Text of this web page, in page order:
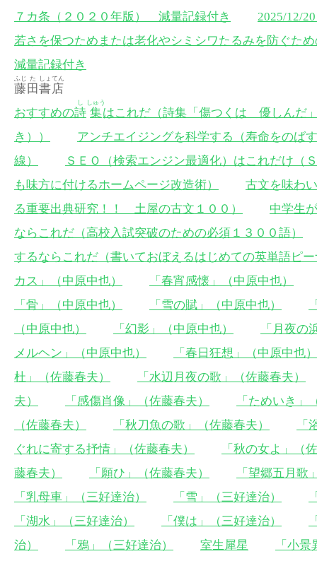
７カ条（２０２０年版） 減量記録付き
2025/12/
若さを保つためまたは老化やシミシワたるみを防ぐ
減量記録付き
藤
ふじ
田
た
書
しょ
店
てん
おすすめの詩
し
集
しゅう
はこれだ（詩集「傷つくは 優しんだ
き））
アンチエイジングを科学する（寿命をの
線）
ＳＥＯ（検索エンジン最適化）はこれだけ（
も味方に付けるホームページ改造術）
古文を味わ
る重要出典研究！！ 土屋の古文１００）
中学生
ならこれだ（高校入試突破のための必須１３００語）
するならこれだ（書いておぼえるはじめての英単語ピ
カス」（中原中也）
「春宵感懐」（中原中也）
「骨」（中原中也）
「雪の賦」（中原中也）
（中原中也）
「幻影」（中原中也）
「月夜の
メルヘン」（中原中也）
「春日狂想」（中原中也）
杜」（佐藤春夫）
「水辺月夜の歌」（佐藤春夫）
夫）
「感傷肖像」（佐藤春夫）
「ためいき」
（佐藤春夫）
「秋刀魚の歌」（佐藤春夫）
「
ぐれに寄する抒情」（佐藤春夫）
「秋の女よ」（
藤春夫）
「願ひ」（佐藤春夫）
「望郷五月歌
「乳母車」（三好達治）
「雪」（三好達治）
「湖水」（三好達治）
「僕は」（三好達治）
治）
「鴉」（三好達治） 室生犀星
「小